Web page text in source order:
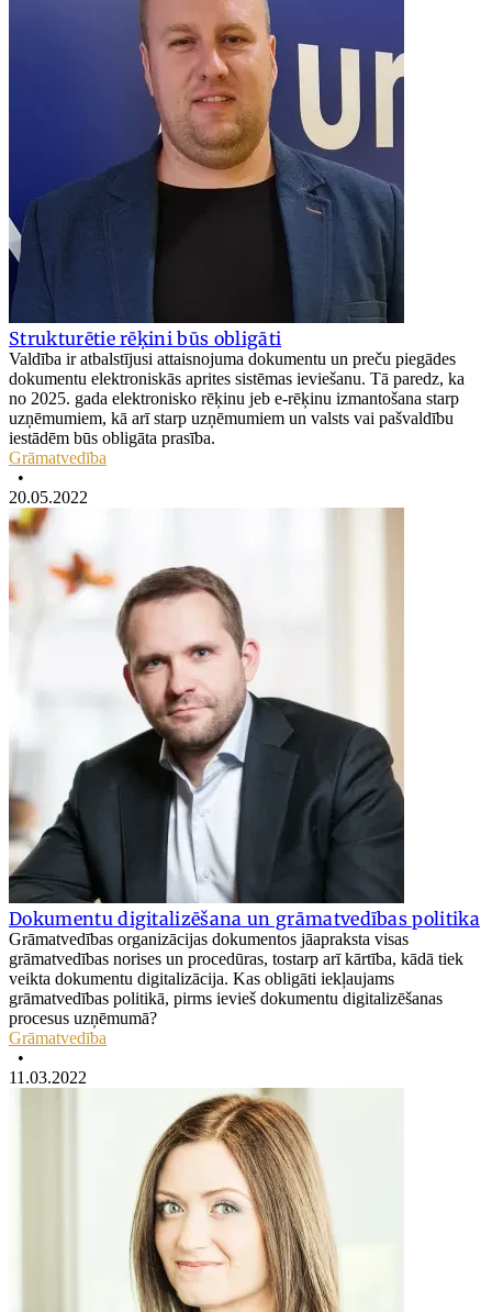
Strukturētie rēķini būs obligāti
Valdība ir atbalstījusi attaisnojuma dokumentu un preču piegādes
dokumentu elektroniskās aprites sistēmas ieviešanu. Tā paredz, ka
no 2025. gada elektronisko rēķinu jeb e-rēķinu izmantošana starp
uzņēmumiem, kā arī starp uzņēmumiem un valsts vai pašvaldību
iestādēm būs obligāta prasība.
Grāmatvedība
•
20.05.2022
Dokumentu digitalizēšana un grāmatvedības politika
Grāmatvedības organizācijas dokumentos jāapraksta visas
grāmatvedības norises un procedūras, tostarp arī kārtība, kādā tiek
veikta dokumentu digitalizācija. Kas obligāti iekļaujams
grāmatvedības politikā, pirms ievieš dokumentu digitalizēšanas
procesus uzņēmumā?
Grāmatvedība
•
11.03.2022